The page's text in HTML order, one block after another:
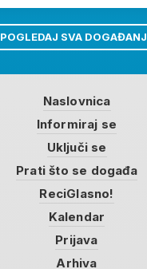
POGLEDAJ SVA
Naslovnica
Informiraj se
Uključi se
Prati što se događa
ReciGlasno!
Kalendar
Prijava
Arhiva